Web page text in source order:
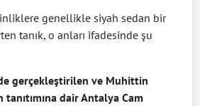
genellikle siyah sedan bir
tanık, o anları ifadesinde şu
gerçekleştirilen ve Muhittin
tanıtımına dair Antalya Cam